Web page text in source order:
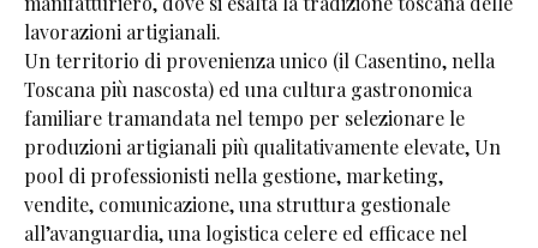
lavorazioni artigianali.
Un territorio di provenienza unico (il Casentino, nella
Toscana più nascosta) ed una cultura gastronomica
familiare tramandata nel tempo per selezionare le
produzioni artigianali più qualitativamente elevate, Un
pool di professionisti nella gestione, marketing,
vendite, comunicazione, una struttura gestionale
all’avanguardia, una logistica celere ed efficace nel